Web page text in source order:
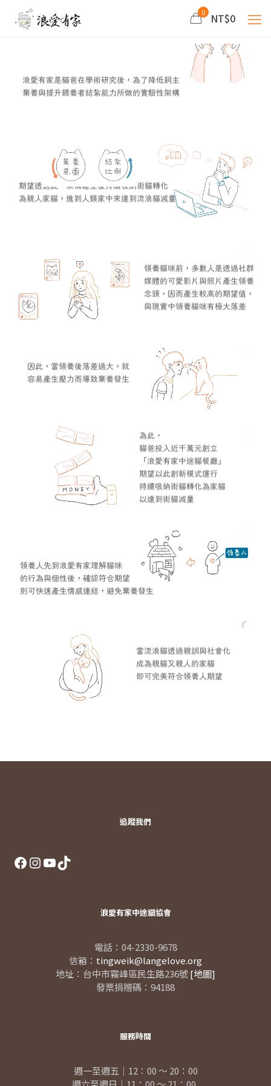
0 NT$0
浪愛有家是貓爸在學術研究後，為了降低飼主
棄養與提升餵養者結紮能力所做的實驗性架構
期望透過此一架構建立後持續吸納街貓轉化
為親人家貓，進到人類家中來達到流浪貓減量
領養貓咪前，多數人是透過社群
媒體的可愛影片與照片產生領養
念頭，因而產生較高的期望值，
與現實中領養貓咪有極大落差
因此，當領養後落差過大，就
容易產生壓力而導致棄養發生
為此，
貓爸投入近千萬元創立
「浪愛有家中途貓餐廳」
期望以此創新模式運行
持續吸納街貓轉化為家貓
以達到街貓減量
領養人先到浪愛有家理解貓咪
的行為與個性後，確認符合期望
則可快速產生情感連結，避免棄養發生
當流浪貓透過親訓與社會化
成為親貓又親人的家貓
即可完美符合領養人期望
追蹤我們
Facebook
Instagram
YouTube
TikTok
浪愛有家中途貓協會
電話：04-2330-9678
信箱： tingweik@langelove.org
地址：台中市霧峰區民生路236號[地圖]
發票捐贈碼：94188
服務時間
週一至週五｜12：00 ～ 20：00